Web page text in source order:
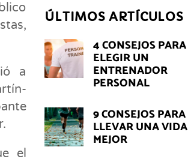
a
el
ÚLTIMOS ARTÍCULOS
4 CONSEJOS PARA
ELEGIR UN
ENTRENADOR
PERSONAL
9 CONSEJOS PARA
LLEVAR UNA VIDA
MEJOR